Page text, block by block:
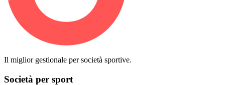
Il miglior gestionale per società sportive.
Società per sport